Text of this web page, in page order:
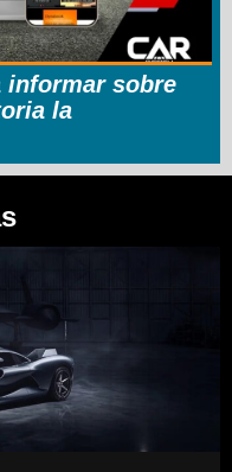
informar sobre
la